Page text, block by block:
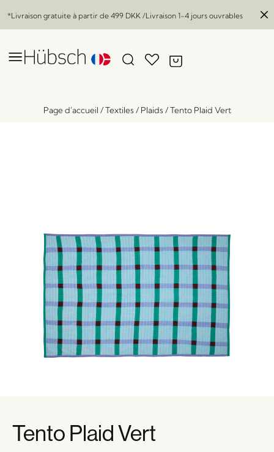
*Livraison gratuite à partir de 499 DKK /Livraison 1-4 jours ouvrables
Page d'accueil /Textiles / Plaids /Tento Plaid Vert
Tento Plaid Vert